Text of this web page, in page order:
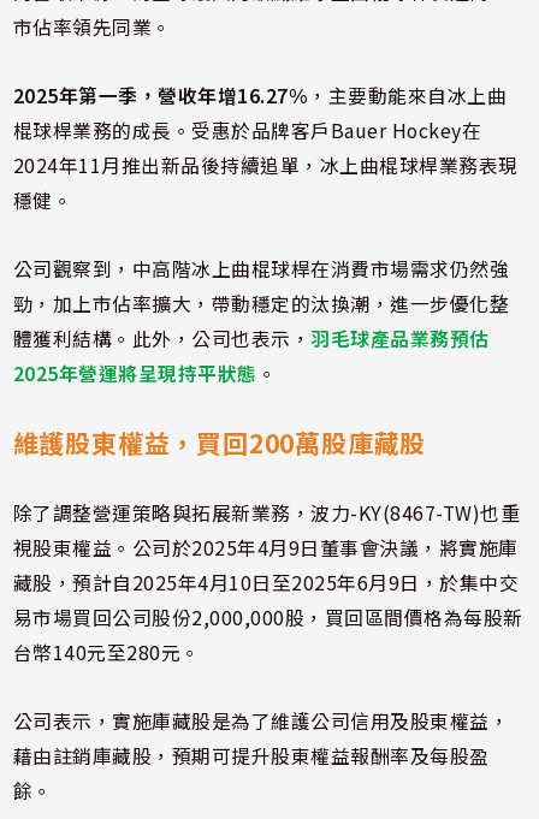
市佔率領先同業。
2025年第一季，營收年增16.27% ，主要動能來自冰上曲
棍球桿業務的成長。受惠於品牌客戶Bauer Hockey在
2024年11月推出新品後持續追單，冰上曲棍球桿業務表現
穩健。
公司觀察到，中高階冰上曲棍球桿在消費市場需求仍然強
勁，加上市佔率擴大，帶動穩定的汰換潮，進一步優化整
體獲利結構。此外，公司也表示， 羽毛球產品業務預估
2025年營運將呈現持平狀態 。
維護股東權益，買回200萬股庫藏股
除了調整營運策略與拓展新業務，波力-KY(8467-TW)也重
視股東權益。公司於2025年4月9日董事會決議，將實施庫
藏股，預計自2025年4月10日至2025年6月9日，於集中交
易市場買回公司股份2,000,000股，買回區間價格為每股新
台幣140元至280元。
公司表示，實施庫藏股是為了維護公司信用及股東權益，
藉由註銷庫藏股，預期可提升股東權益報酬率及每股盈
餘。